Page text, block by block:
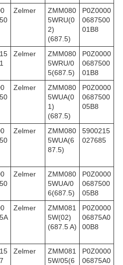
Zelmer
ZMM080
5WRU(0
2)
(687.5)
P0Z0000
0687500
01B8
Zelmer
ZMM080
5WRU/0
5(687.5)
P0Z0000
0687500
01B8
Zelmer
ZMM080
5WUA(0
1)
(687.5)
P0Z0000
0687500
05B8
Zelmer
ZMM080
5WUA(6
87.5)
5900215
027685
Zelmer
ZMM080
5WUA/0
6(687.5)
P0Z0000
0687500
05B8
Zelmer
ZMM081
5W(02)
(687.5 A)
P0Z0000
06875A0
00B8
Zelmer
ZMM081
5W/05(6
P0Z0000
06875A0